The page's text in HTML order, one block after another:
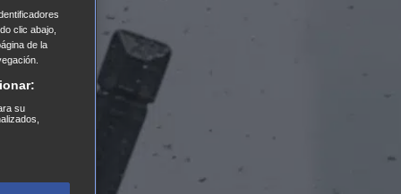
clic abajo,
de la
su